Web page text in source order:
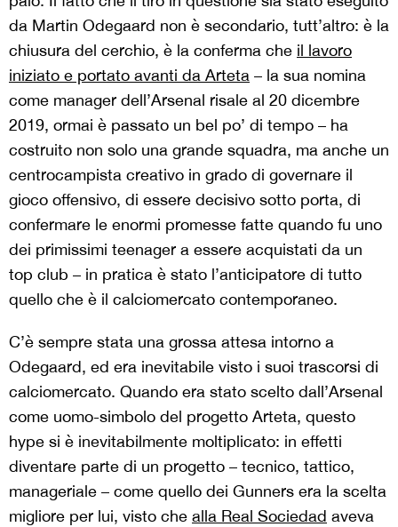
da Martin Odegaard non è secondario, tutt’altro: è la
chiusura del cerchio, è la conferma che il lavoro
iniziato e portato avanti da Arteta – la sua nomina
come manager dell’Arsenal risale al 20 dicembre
2019, ormai è passato un bel po’ di tempo – ha
costruito non solo una grande squadra, ma anche un
centrocampista creativo in grado di governare il
gioco offensivo, di essere decisivo sotto porta, di
confermare le enormi promesse fatte quando fu uno
dei primissimi teenager a essere acquistati da un
top club – in pratica è stato l’anticipatore di tutto
quello che è il calciomercato contemporaneo.
C’è sempre stata una grossa attesa intorno a
Odegaard, ed era inevitabile visto i suoi trascorsi di
calciomercato. Quando era stato scelto dall’Arsenal
come uomo-simbolo del progetto Arteta, questo
hype si è inevitabilmente moltiplicato: in effetti
diventare parte di un progetto – tecnico, tattico,
manageriale – come quello dei Gunners era la scelta
migliore per lui, visto che alla Real Sociedad aveva